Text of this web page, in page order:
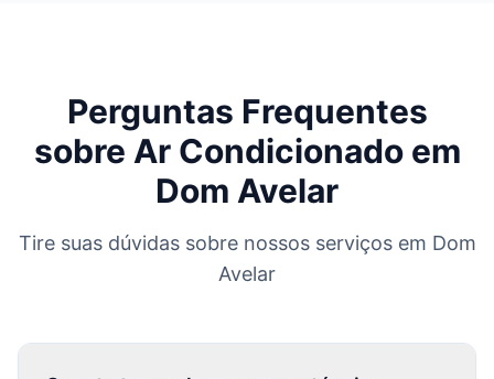
Perguntas Frequentes
sobre Ar Condicionado em
Dom Avelar
Tire suas dúvidas sobre nossos serviços em Dom
Avelar